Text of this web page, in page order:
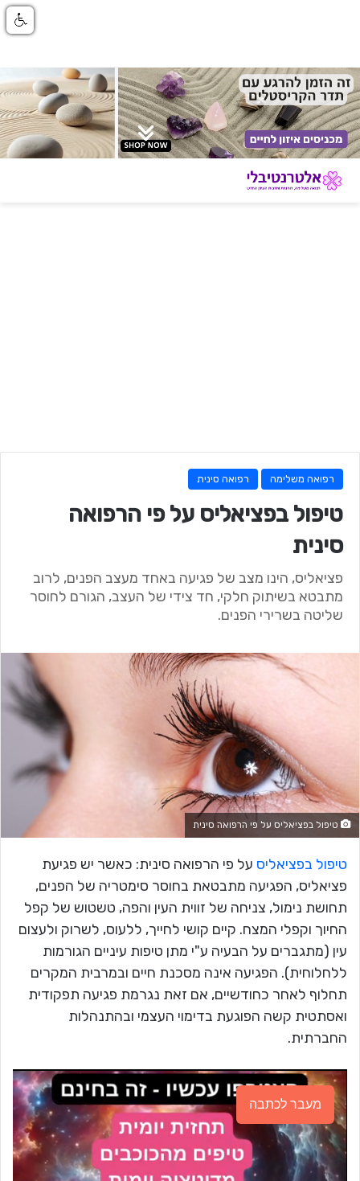
רפואה משלימה רפואה סינית
טיפול בפציאליס על פי הרפואה
סינית
פציאליס, הינו מצב של פגיעה באחד מעצב הפנים, לרוב
מתבטא בשיתוק חלקי, חד צידי של העצב, הגורם לחוסר
שליטה בשרירי הפנים.
טיפול בפציאליס על פי הרפואה סינית
טיפול בפציאליס על פי הרפואה סינית: כאשר יש פגיעת
פציאליס, הפגיעה מתבטאת בחוסר סימטריה של הפנים,
תחושת נימול, צניחה של זווית העין והפה, טשטוש של קפל
החיוך וקפלי המצח. קיים קושי לחייך, ללעוס, לשרוק ולעצום
עין (מתגברים על הבעיה ע"י מתן טיפות עיניים הגורמות
ללחלוחית). הפגיעה אינה מסכנת חיים ובמרבית המקרים
תחלוף לאחר כחודשיים, אם זאת נגרמת פגיעה תפקודית
ואסתטית קשה הפוגעת בדימוי העצמי ובהתנהלות
החברתית.
מעבר לכתבה